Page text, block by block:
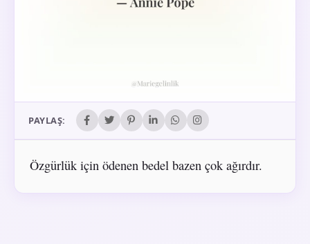
PAYLAŞ:
Özgürlük için ödenen bedel bazen çok ağırdır.